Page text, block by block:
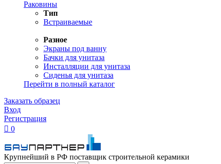
Раковины
Тип
Встраиваемые
Разное
Экраны под ванну
Бачки для унитаза
Инсталляции для унитаза
Сиденья для унитаза
Перейти в полный каталог
Заказать образец
Вход
Регистрация
 0
Крупнейший в РФ поставщик строительной керамики